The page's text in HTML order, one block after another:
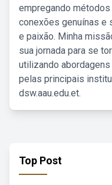
empregando
conexões genuínas e
e paixão. Minha
sua jornada para se
utilizando
pelas principais
dsw.aau.edu.et.
Top Post